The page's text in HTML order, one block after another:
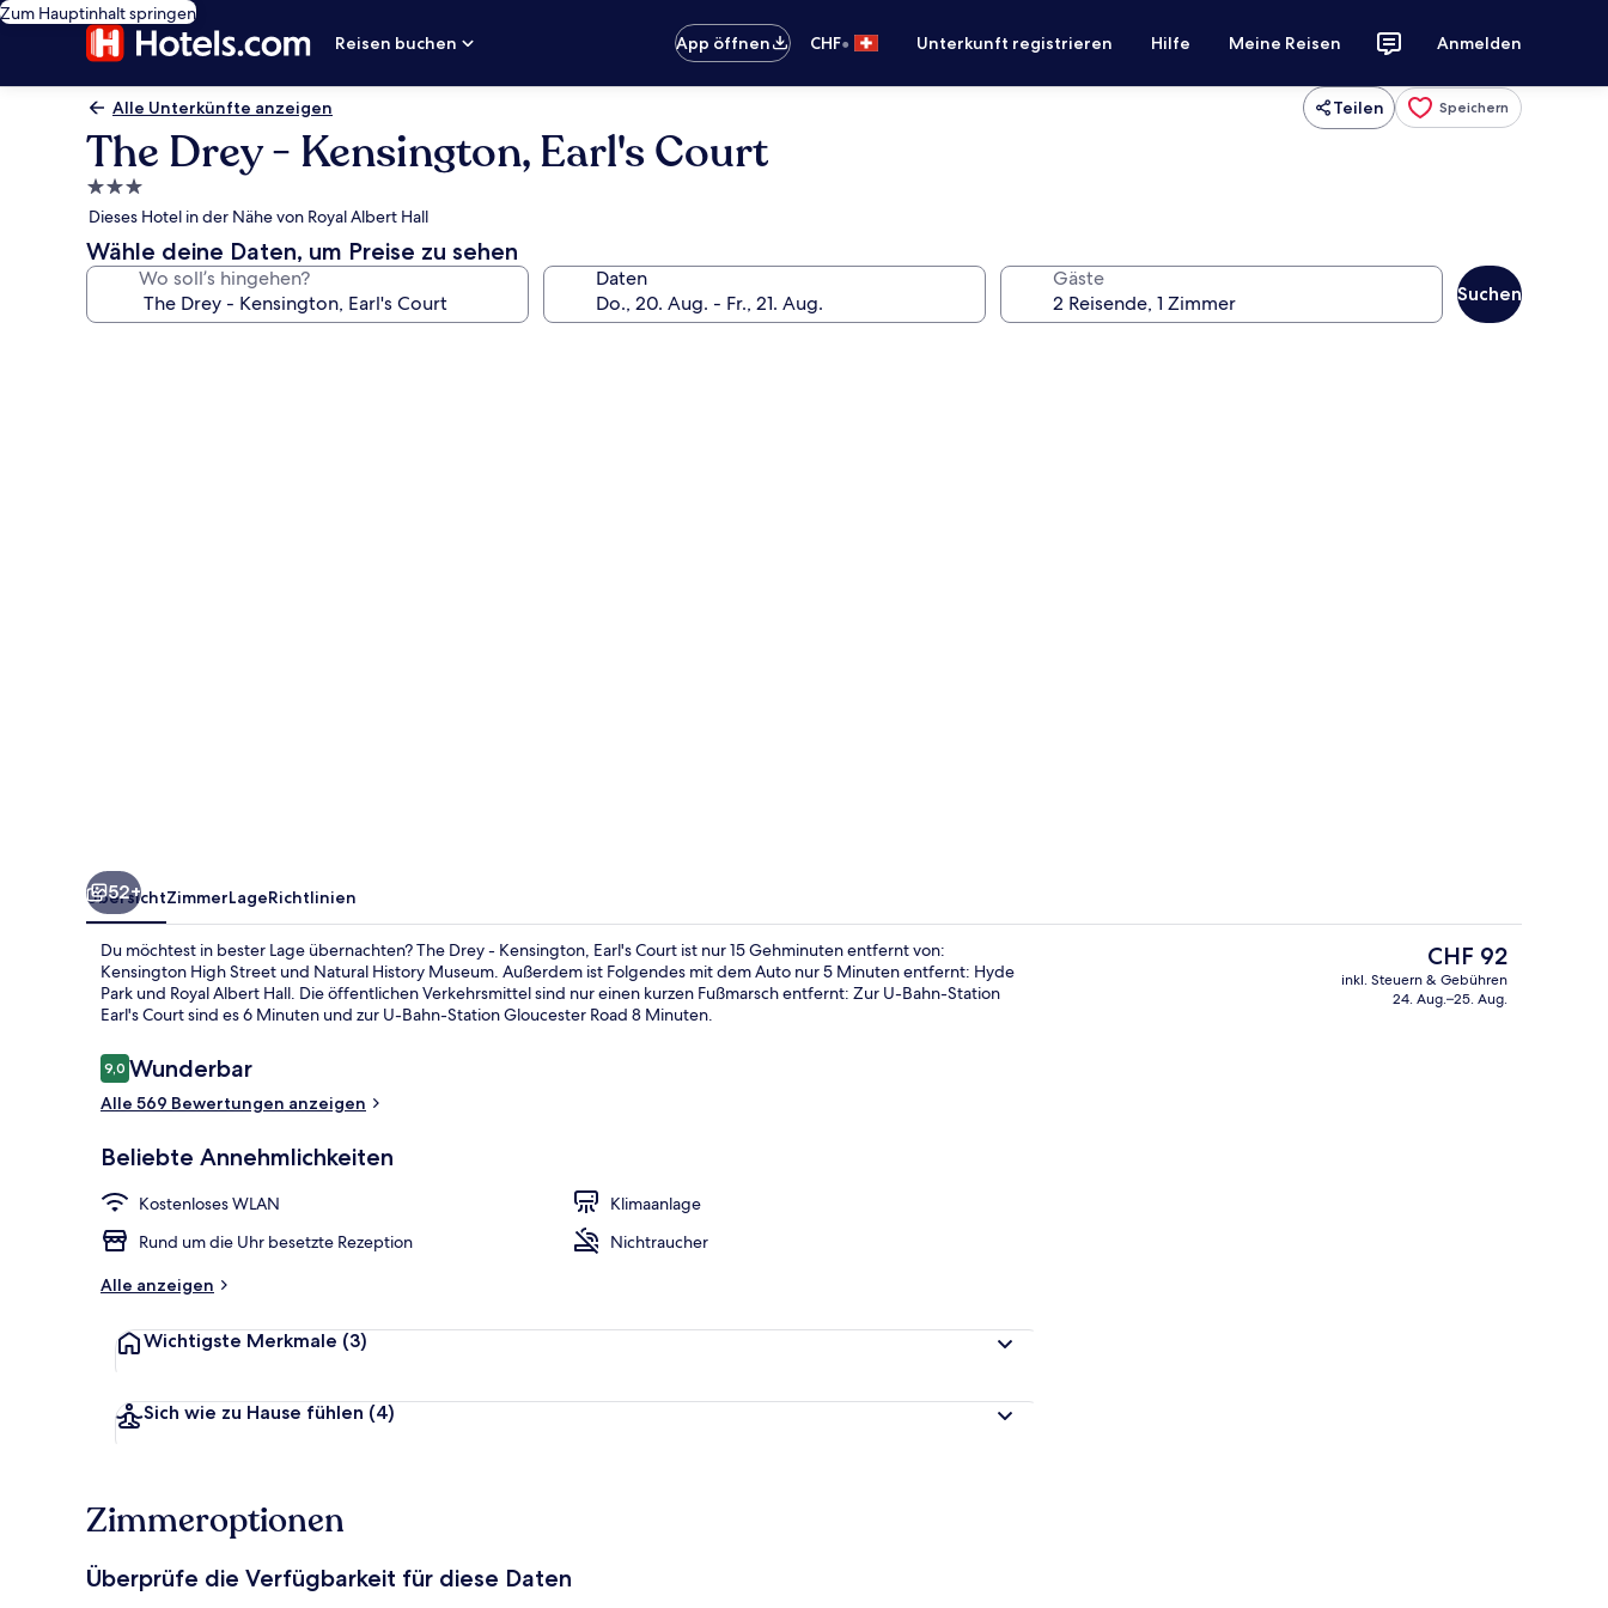
Zum Hauptinhalt springen
Reisen buchen
App öffnen CHF• Unterkunft registrieren Hilfe Meine Reisen Anmelden
Alle Unterkünfte anzeigen Teilen Speichern
The Drey - Kensington, Earl's Court
3.0-
Sterne-
Unterkunft
Dieses Hotel in der Nähe von Royal Albert Hall
Wähle deine Daten, um Preise zu sehen
Wo soll’s hingehen? Daten Gäste
Suchen
Kostenloses WLAN, Bettwäsche
52+
ÜbersichtZimmerLageRichtlinien
Du möchtest in bester Lage übernachten? The Drey - Kensington, Earl's Court ist nur 15 Gehminuten entfernt von:
Kensington High Street und Natural History Museum. Außerdem ist Folgendes mit dem Auto nur 5 Minuten entfernt: Hyde
Park und Royal Albert Hall. Die öffentlichen Verkehrsmittel sind nur einen kurzen Fußmarsch entfernt: Zur U-Bahn-Station
Earl's Court sind es 6 Minuten und zur U-Bahn-Station Gloucester Road 8 Minuten.
Bewertungen
9,09,0 von 10.
Wunderbar
Alle 569 Bewertungen anzeigen
Beliebte Annehmlichkeiten
Kostenloses WLAN
Klimaanlage
Rund um die Uhr besetzte Rezeption
Nichtraucher
Alle anzeigen
Wichtigste Merkmale (3)
Sich wie zu Hause fühlen (4)
Der
aktuelle
Preis
CHF 92
inkl. Steuern & Gebühren
24. Aug.–25. Aug.
Zimmeroptionen
Überprüfe die Verfügbarkeit für diese Daten